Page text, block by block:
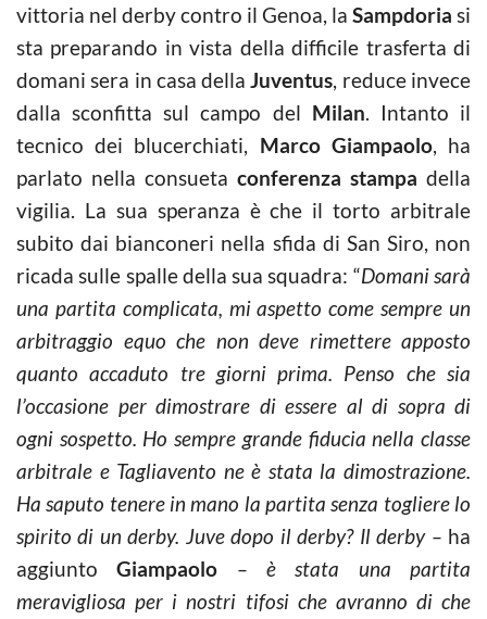
vittoria nel derby contro il Genoa, la Sampdoria si
sta preparando in vista della difficile trasferta di
domani sera in casa dellaJuventus, reduce invece
dalla sconfitta sul campo del Milan. Intanto il
tecnico dei blucerchiati, Marco Giampaolo, ha
parlato nella consueta conferenza stampa della
vigilia. La sua speranza è che il torto arbitrale
subito dai bianconeri nella sfida di San Siro, non
ricada sulle spalle della sua squadra: “Domani sarà
una partita complicata, mi aspetto come sempre un
arbitraggio equo che non deve rimettere apposto
quanto accaduto tre giorni prima. Penso che sia
l’occasione per dimostrare di essere al di sopra di
ogni sospetto. Ho sempre grande fiducia nella classe
arbitrale e Tagliavento ne è stata la dimostrazione.
Ha saputo tenere in mano la partita senza togliere lo
spirito di un derby. Juve dopo il derby? Il derby – ha
aggiunto Giampaolo
– è stata una partita
meravigliosa per i nostri tifosi che avranno di che